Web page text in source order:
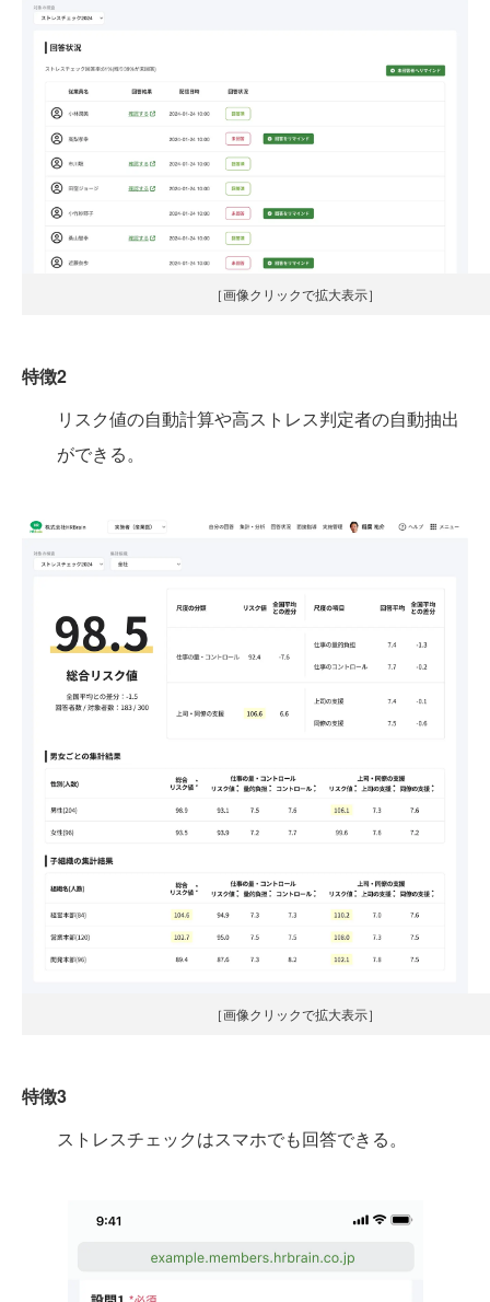
［画像クリックで拡大表示］
特徴2
リスク値の自動計算や高ストレス判定者の自動抽出
ができる。
［画像クリックで拡大表示］
特徴3
ストレスチェックはスマホでも回答できる。